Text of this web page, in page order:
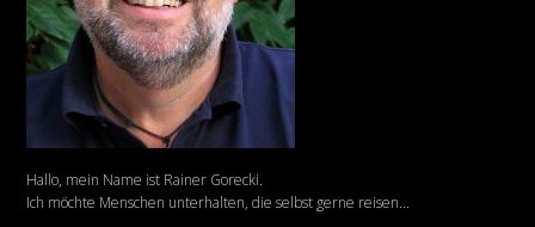
Hallo, mein Name ist Rainer Gorecki.
Ich möchte Menschen unterhalten, die selbst gerne reisen...